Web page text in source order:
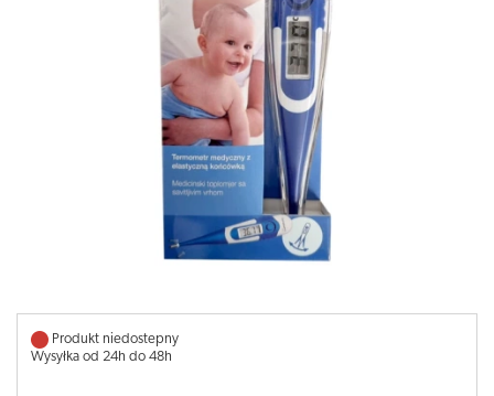
Produkt niedostepny
Wysyłka od 24h do 48h